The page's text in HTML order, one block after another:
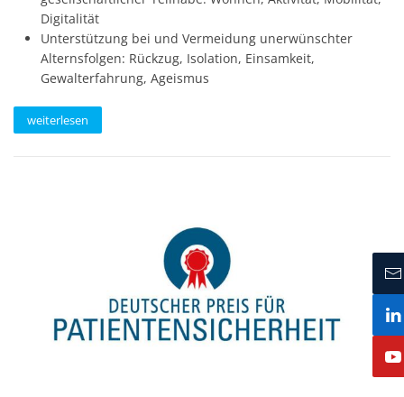
Digitalität
Unterstützung bei und Vermeidung unerwünschter
Alternsfolgen: Rückzug, Isolation, Einsamkeit,
Gewalterfahrung, Ageismus
weiterlesen